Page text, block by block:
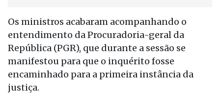
Os ministros acabaram acompanhando o
entendimento da Procuradoria-geral da
República (PGR), que durante a sessão se
manifestou para que o inquérito fosse
encaminhado para a primeira instância da
justiça.